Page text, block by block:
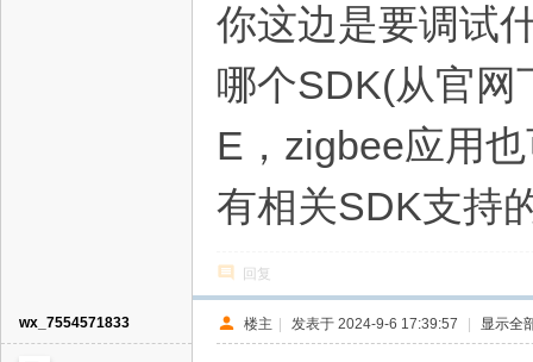
你这边是要调试
哪个SDK(从官
E，zigbee应用
有相关SDK支持
回复
wx_7554571833 楼主 | 发表于 2024-9-6 17:39:57 | 显示全